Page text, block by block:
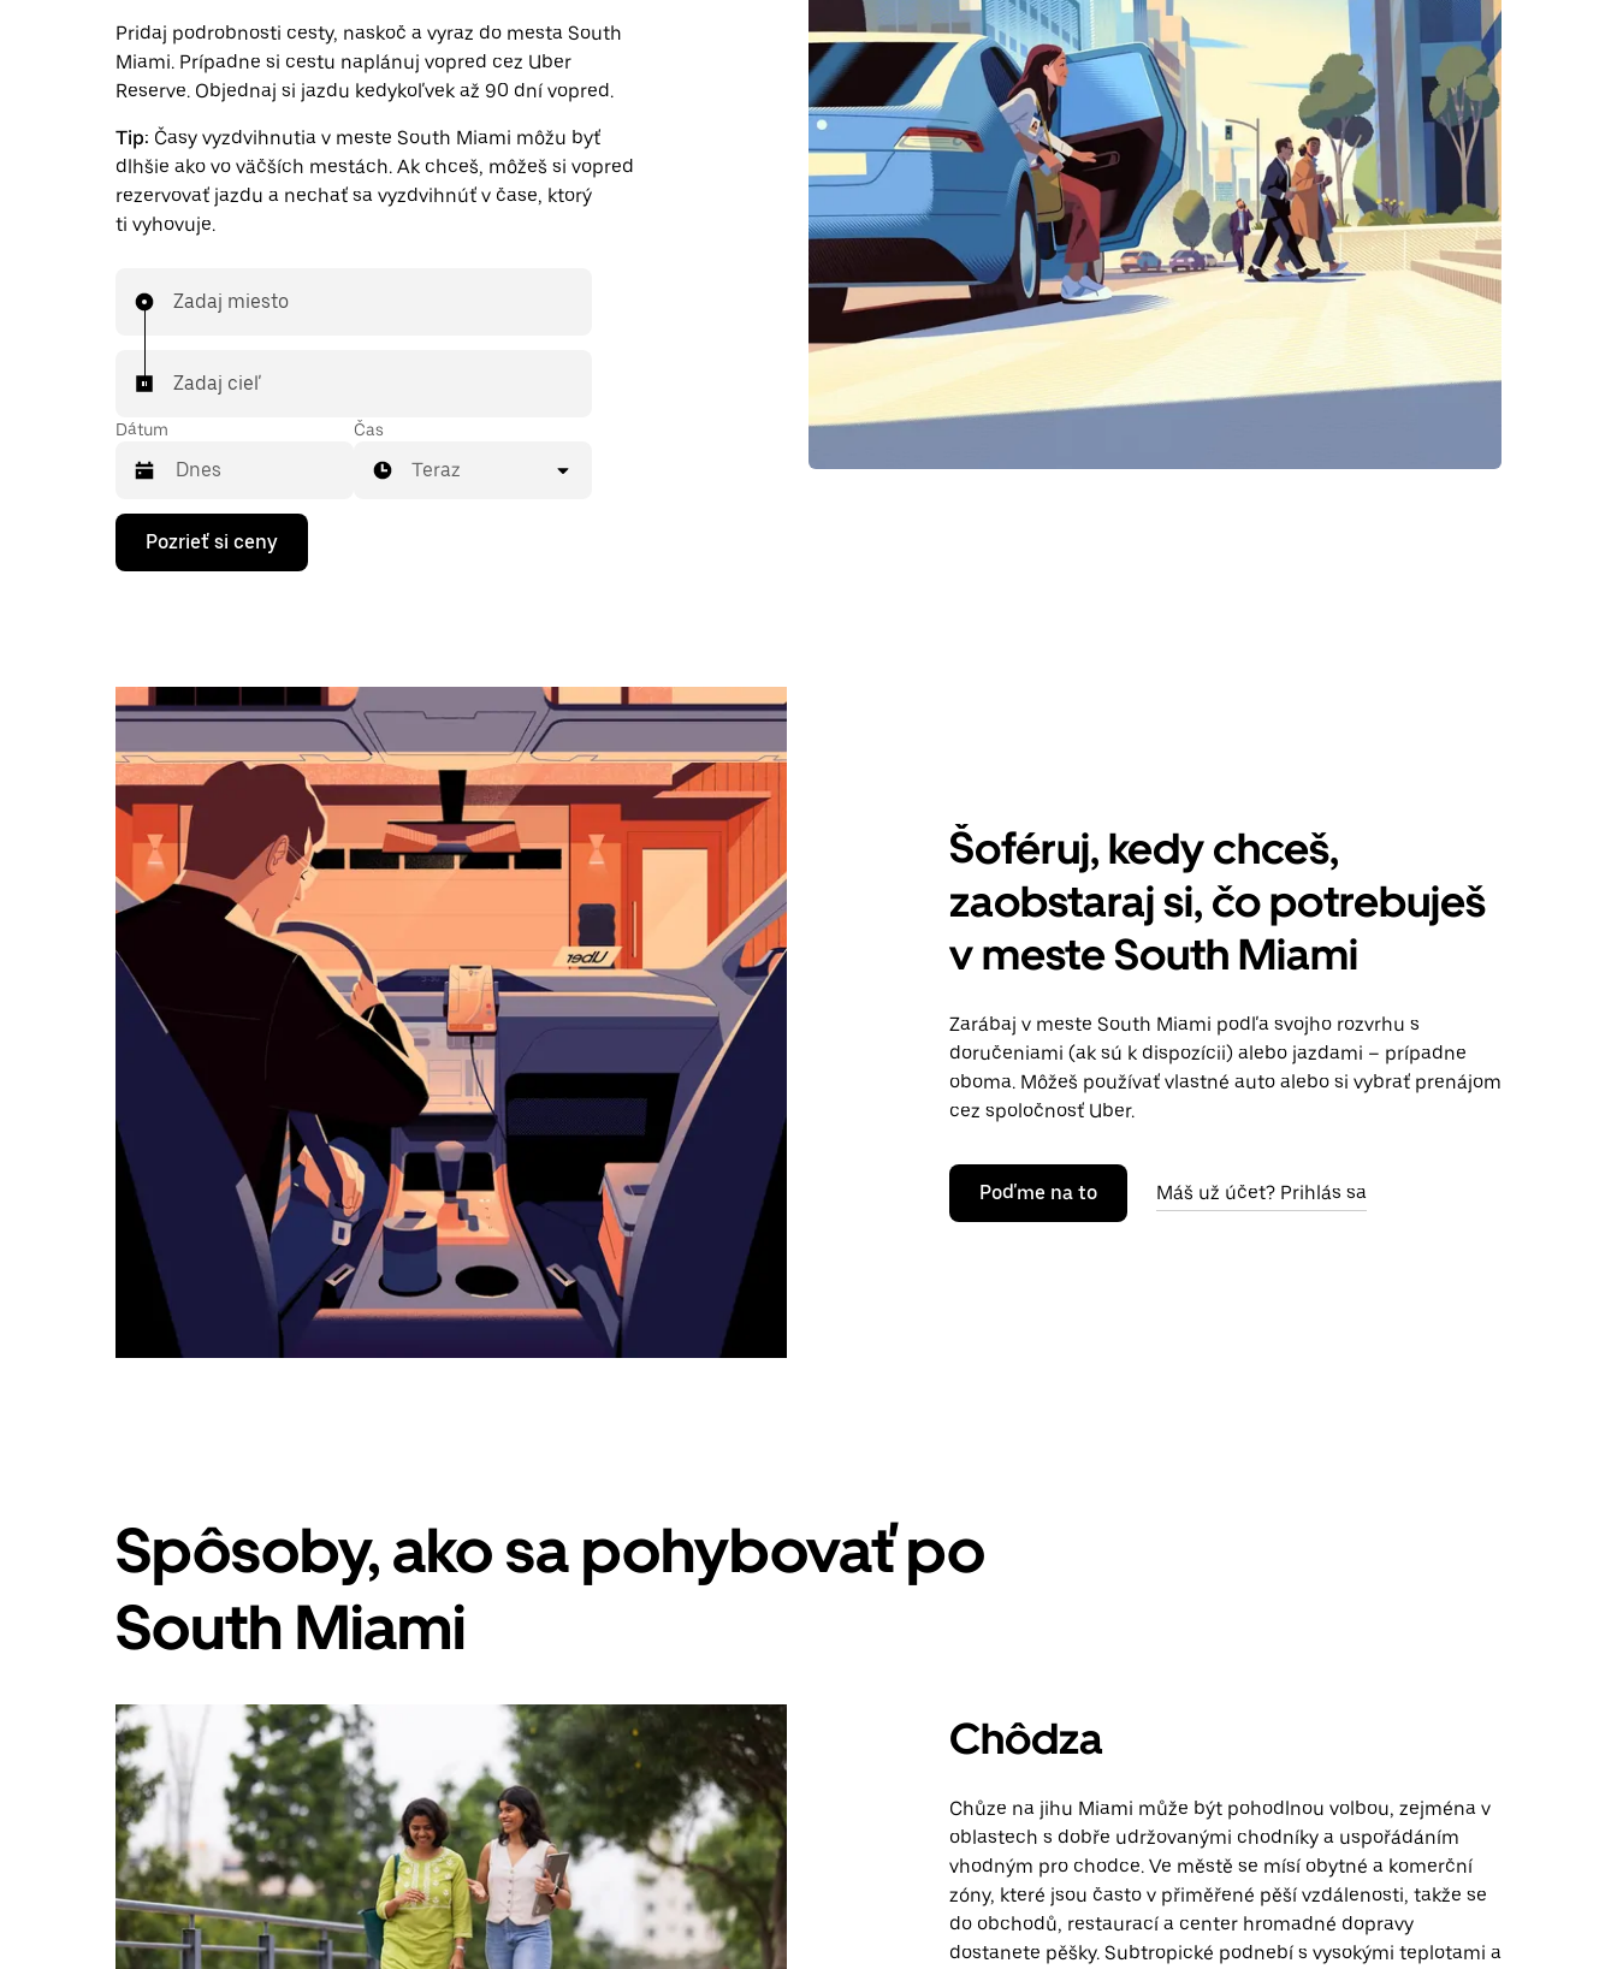
Pridaj podrobnosti cesty, naskoč a vyraz do mesta South
Miami. Prípadne si cestu naplánuj vopred cez Uber
Reserve. Objednaj si jazdu kedykoľvek až 90 dní vopred.
Tip: Časy vyzdvihnutia v meste South Miami môžu byť
dlhšie ako vo väčších mestách. Ak chceš, môžeš si vopred
rezervovať jazdu a nechať sa vyzdvihnúť v čase, ktorý
ti vyhovuje.
Zadaj miesto
Zadaj cieľ
Dátum
Stlačením
šípky
nadol
Kalendár
zatvoríš
klávesu
Esc.
Čas
Teraz
Pozrieť si ceny
Šoféruj, kedy chceš,
zaobstaraj si, čo potrebuješ
v meste South Miami
Zarábaj v meste South Miami podľa svojho rozvrhu s
doručeniami (ak sú k dispozícii) alebo jazdami – prípadne
oboma. Môžeš používať vlastné auto alebo si vybrať prenájom
cez spoločnosť Uber.
Poďme na to Máš už účet? Prihlás sa
Spôsoby, ako sa pohybovať po
South Miami
Chôdza
Chůze na jihu Miami může být pohodlnou volbou, zejména v
oblastech s dobře udržovanými chodníky a uspořádáním
vhodným pro chodce. Ve městě se mísí obytné a komerční
zóny, které jsou často v přiměřené pěší vzdálenosti, takže se
do obchodů, restaurací a center hromadné dopravy
dostanete pěšky. Subtropické podnebí s vysokými teplotami a